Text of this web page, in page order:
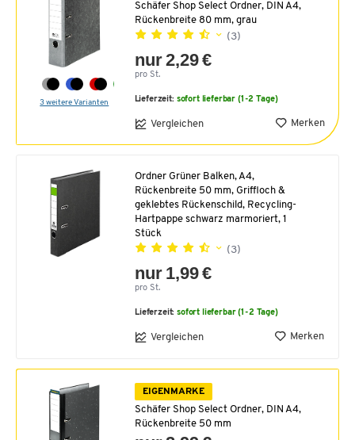
3 weitere Varianten
Schäfer Shop Select Ordner, DIN A4,
Rückenbreite 80 mm, grau
(3)
nur 2,29 €
pro St.
Lieferzeit: sofort lieferbar (1-2 Tage)
Vergleichen Merken
Ordner Grüner Balken, A4,
Rückenbreite 50 mm, Griffloch &
geklebtes Rückenschild, Recycling-
Hartpappe schwarz marmoriert, 1
Stück
(3)
nur 1,99 €
pro St.
Lieferzeit:sofort lieferbar (1-2 Tage)
Vergleichen Merken
EIGENMARKE
Schäfer Shop Select Ordner, DIN A4,
Rückenbreite 50 mm